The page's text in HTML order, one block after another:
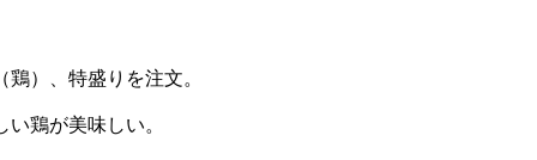
）、特盛りを注文。
鶏が美味しい。